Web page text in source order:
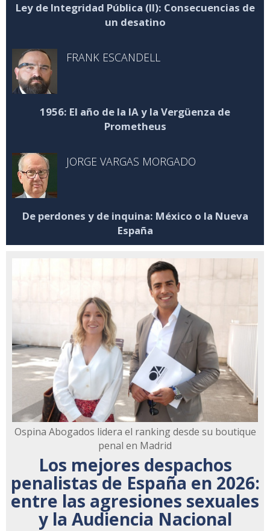
Ley de Integridad Pública (II): Consecuencias de
un desatino
FRANK ESCANDELL
1956: El año de la IA y la Vergüenza de
Prometheus
JORGE VARGAS MORGADO
De perdones y de inquina: México o la Nueva
España
Ospina Abogados lidera el ranking desde su boutique
penal en Madrid
Los mejores despachos
penalistas de España en 2026:
entre las agresiones sexuales
y la Audiencia Nacional